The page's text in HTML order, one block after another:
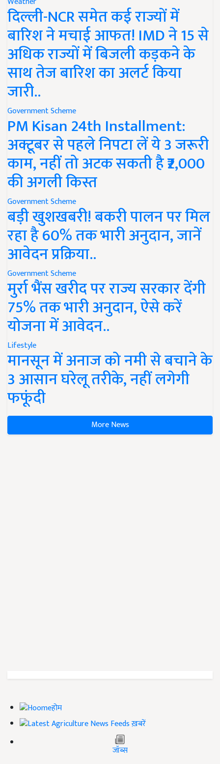
दिल्ली-NCR समेत कई राज्यों में
बारिश ने मचाई आफत! IMD ने 15 से
अधिक राज्यों में बिजली कड़कने के
साथ तेज बारिश का अलर्ट किया
जारी..
Government Scheme
PM Kisan 24th Installment:
अक्टूबर से पहले निपटा लें ये 3 जरूरी
काम, नहीं तो अटक सकती है ₹2,000
की अगली किस्त
Government Scheme
बड़ी खुशखबरी! बकरी पालन पर मिल
रहा है 60% तक भारी अनुदान, जानें
आवेदन प्रक्रिया..
Government Scheme
मुर्रा भैंस खरीद पर राज्य सरकार देंगी
75% तक भारी अनुदान, ऐसे करें
योजना में आवेदन..
Lifestyle
मानसून में अनाज को नमी से बचाने के
3 आसान घरेलू तरीके, नहीं लगेगी
फफूंदी
More News
होम
ख़बरें
जॉब्स